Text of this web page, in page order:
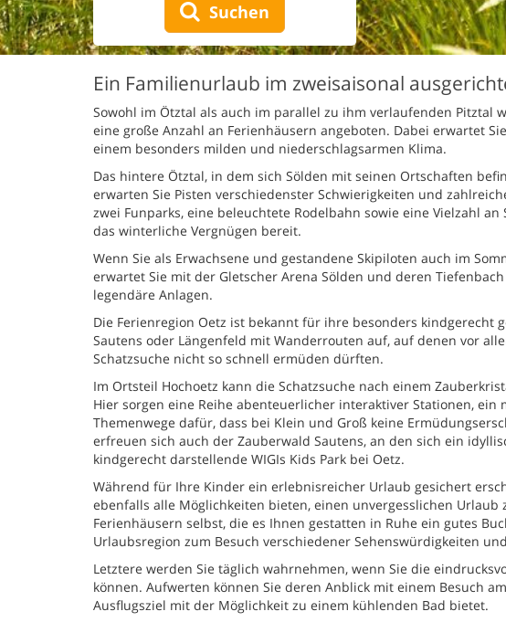
Suchen
Ein Familienurlaub im zweisaisonal
Sowohl im Ötztal als auch im parallel zu ihm verlaufenden
eine große Anzahl an Ferienhäusern angeboten. Dabei erwartet
einem besonders milden und niederschlagsarmen Klima.
Das hintere Ötztal, in dem sich Sölden mit seinen Ortschaften
erwarten Sie Pisten verschiedenster Schwierigkeiten und
zwei Funparks, eine beleuchtete Rodelbahn sowie eine Vielzahl
das winterliche Vergnügen bereit.
Wenn Sie als Erwachsene und gestandene Skipiloten auch im
erwartet Sie mit der Gletscher Arena Sölden und deren
legendäre Anlagen.
Die Ferienregion Oetz ist bekannt für ihre besonders kindgerecht
Sautens oder Längenfeld mit Wanderrouten auf, auf denen vor
Schatzsuche nicht so schnell ermüden dürften.
Im Ortsteil Hochoetz kann die Schatzsuche nach einem
Hier sorgen eine Reihe abenteuerlicher interaktiver Stationen,
Themenwege dafür, dass bei Klein und Groß keine
erfreuen sich auch der Zauberwald Sautens, an den sich ein
kindgerecht darstellende WIGIs Kids Park bei Oetz.
Während für Ihre Kinder ein erlebnisreicher Urlaub gesichert
ebenfalls alle Möglichkeiten bieten, einen unvergesslichen
Ferienhäusern selbst, die es Ihnen gestatten in Ruhe ein gutes
Urlaubsregion zum Besuch verschiedener Sehenswürdigkeiten
Letztere werden Sie täglich wahrnehmen, wenn Sie die
können. Aufwerten können Sie deren Anblick mit einem Besuch
Ausflugsziel mit der Möglichkeit zu einem kühlenden Bad bietet.